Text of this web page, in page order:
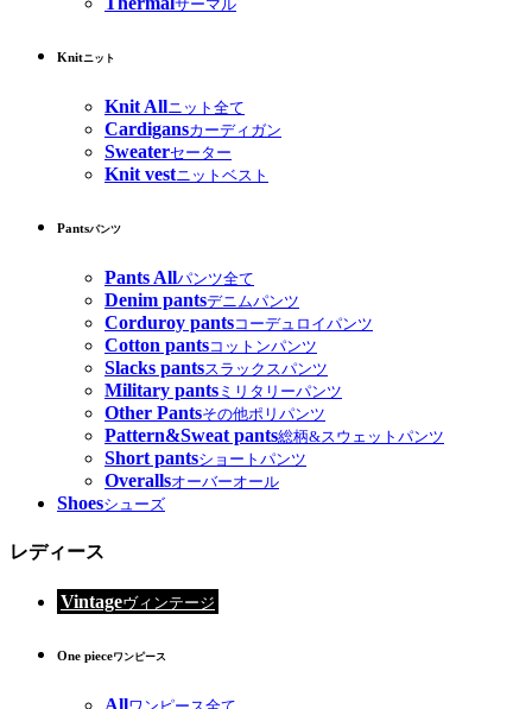
サーマル
Knitニット
Knit Allニット全て
Cardigansカーディガン
Sweaterセーター
Knit vestニットベスト
Pantsパンツ
Pants Allパンツ全て
Denim pantsデニムパンツ
Corduroy pantsコーデュロイパンツ
Cotton pantsコットンパンツ
Slacks pantsスラックスパンツ
Military pants ミリタリーパンツ
Other Pantsその他ポリパンツ
Pattern&Sweat pants総柄&スウェットパンツ
Short pantsショートパンツ
Overallsオーバーオール
Shoesシューズ
レディース
Vintageヴィンテージ
One pieceワンピース
Allワンピース全て